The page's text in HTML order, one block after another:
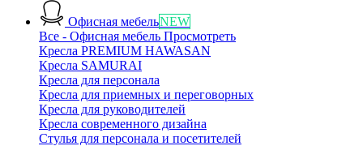
Офисная мебельNEW
Все - Офисная мебель Просмотреть
Кресла PREMIUM HAWASAN
Кресла SAMURAI
Кресла для персонала
Кресла для приемных и переговорных
Кресла для руководителей
Кресла современного дизайна
Стулья для персонала и посетителей